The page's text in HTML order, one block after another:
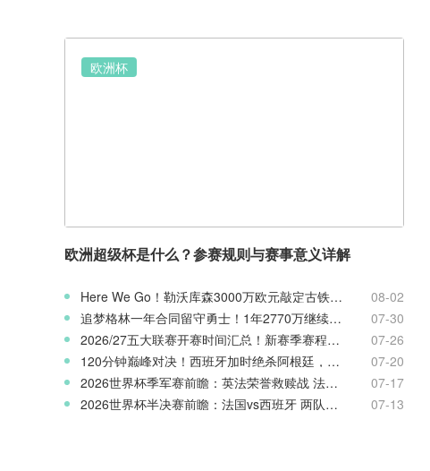
欧洲杯
欧洲超级杯是什么？参赛规则与赛事意义详解
Here We Go！勒沃库森3000万欧元敲定古铁雷斯，寻找格里马尔多继任者
08-02
追梦格林一年合同留守勇士！1年2770万继续搭档库里
07-30
2026/27五大联赛开赛时间汇总！新赛季赛程官宣
07-26
120分钟巅峰对决！西班牙加时绝杀阿根廷，斩获2026世界杯冠军
07-20
2026世界杯季军赛前瞻：英法荣誉救赎战 法国对阵英格兰
07-17
2026世界杯半决赛前瞻：法国vs西班牙 两队战术实力全面解析
07-13